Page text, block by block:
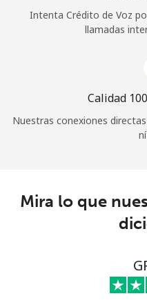
Intenta Crédito de Voz
llamadas
Calidad
Nuestras conexiones
Mira lo que